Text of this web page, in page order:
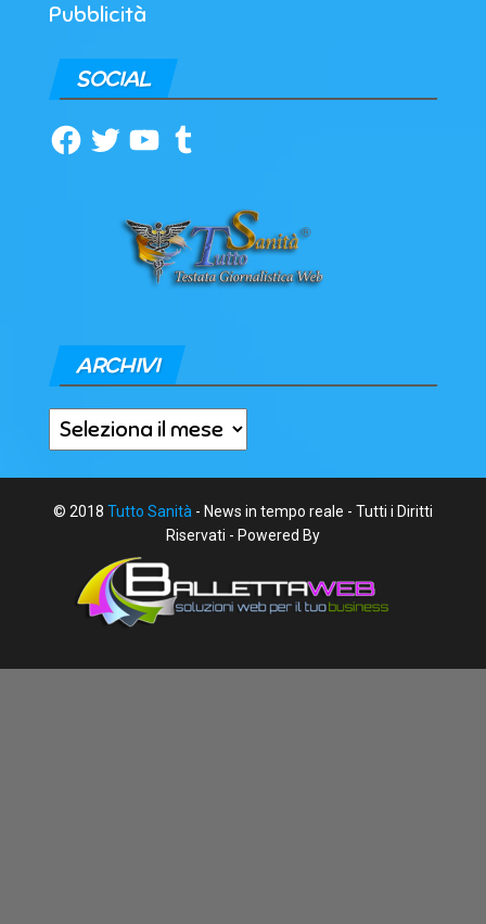
Pubblicità
SOCIAL
Facebook
TwitterYouTubeTumblr
ARCHIVI
Archivi
© 2018 Tutto Sanità - News in tempo reale - Tutti i Diritti
Riservati - Powered By